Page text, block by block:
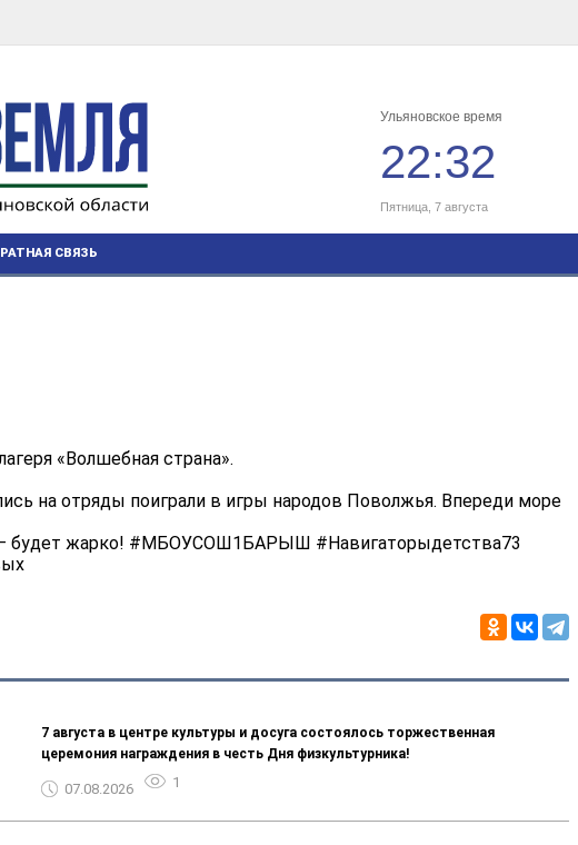
Ульяновское время
22:32
Пятница, 7 августа
СВЯЗЬ
«Волшебная страна».
на отряды поиграли в игры народов Поволжья. Впереди море
будет жарко! #МБОУСОШ1БАРЫШ #Навигаторыдетства73
7 августа в центре культуры и досуга состоялось торжественная
церемония награждения в честь Дня физкультурника!
07.08.2026 1